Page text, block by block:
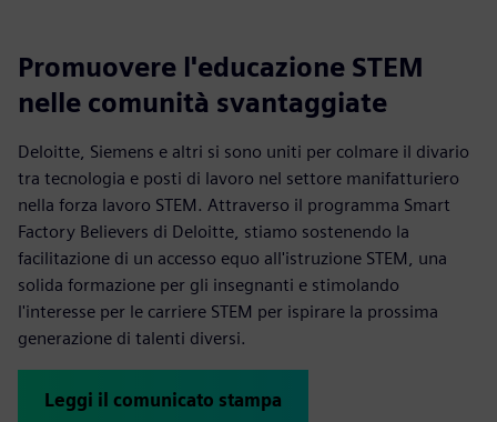
Promuovere l'educazione STEM
nelle comunità svantaggiate
Deloitte, Siemens e altri si sono uniti per colmare il divario
tra tecnologia e posti di lavoro nel settore manifatturiero
nella forza lavoro STEM. Attraverso il programma Smart
Factory Believers di Deloitte, stiamo sostenendo la
facilitazione di un accesso equo all'istruzione STEM, una
solida formazione per gli insegnanti e stimolando
l'interesse per le carriere STEM per ispirare la prossima
generazione di talenti diversi.
Leggi il comunicato stampa